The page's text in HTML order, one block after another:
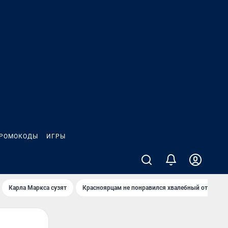
ИГРЫ
Карла Маркса сузят Красноярцам не понравился хвалебный отзыв о